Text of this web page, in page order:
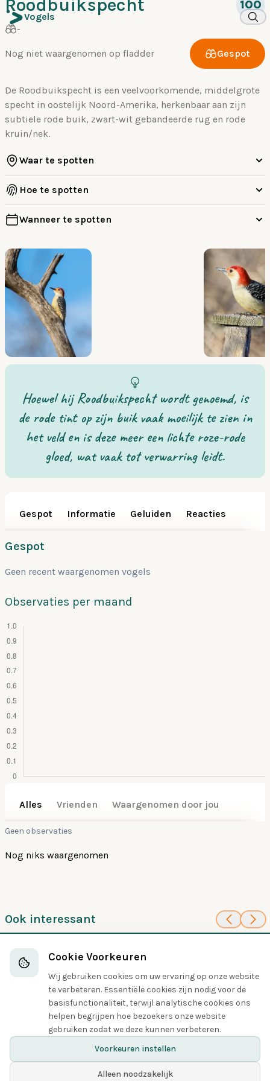
Vogels
Roodbuikspecht 100
-
Nog niet waargenomen op fladder Gespot
De Roodbuikspecht is een veelvoorkomende, middelgrote
specht in oostelijk Noord-Amerika, herkenbaar aan zijn
subtiele rode buik, zwart-wit gebandeerde rug en rode
kruin/nek.
Waar te spotten
Hoe te spotten
Wanneer te spotten
Hoewel hij Roodbuikspecht wordt genoemd, is
de rode tint op zijn buik vaak moeilijk te zien in
het veld en is deze meer een lichte roze-rode
gloed, wat vaak tot verwarring leidt.
Gespot Informatie Geluiden Reacties
Gespot
Geen recent waargenomen vogels
Observaties per maand
Alles Vrienden Waargenomen door jou
Geen observaties
Nog niks waargenomen
Ook interessant
grondspecht
Spechten
100
helmspecht
Spechten
Delen
Cookie Voorkeuren
Wij gebruiken cookies om uw ervaring op onze website
te verbeteren. Essentiële cookies zijn nodig voor de
basisfunctionaliteit, terwijl analytische cookies ons
helpen begrijpen hoe bezoekers onze website
gebruiken zodat we deze kunnen verbeteren.
Voorkeuren instellen
Alleen noodzakelijk